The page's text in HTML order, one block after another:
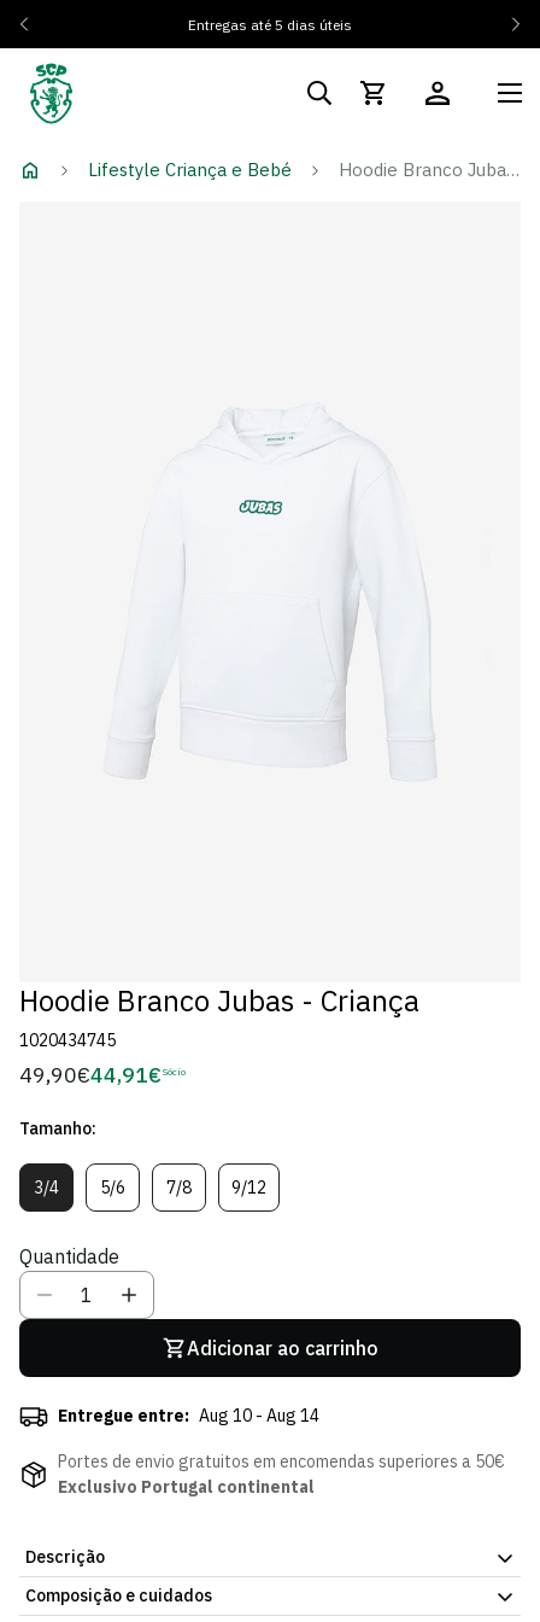
Entregas até 5 dias úteis
Lifestyle Criança e Bebé Hoodie Branco Jubas - Criança
Hoodie Branco Jubas - Criança
1020434745
Preço
49,90€Preço
Sócio
44,91€ Sócio
Tamanho:
3/4Variante
Esgotada
Indisponível
5/6Variante
Esgotada
Indisponível
7/8Variante
Esgotada
9/12Variante
Esgotada
Quantidade
Adicionar ao carrinho
Entregue entre: Aug 10 - Aug 14
Portes de envio gratuitos em encomendas superiores a 50€
Exclusivo Portugal continental
Descrição
Hoodie Branco Jubas - Criança. Pensado para o frio, sem abdicar
Composição e cuidados